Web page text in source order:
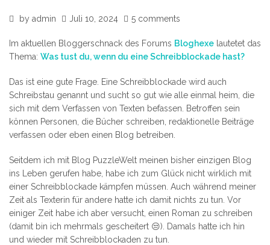
by admin Juli 10, 2024 5 comments
Im aktuellen Bloggerschnack des Forums Bloghexe lautetet das
Thema: Was tust du, wenn du eine Schreibblockade hast?
Das ist eine gute Frage. Eine Schreibblockade wird auch
Schreibstau genannt und sucht so gut wie alle einmal heim, die
sich mit dem Verfassen von Texten befassen. Betroffen sein
können Personen, die Bücher schreiben, redaktionelle Beiträge
verfassen oder eben einen Blog betreiben.
Seitdem ich mit Blog PuzzleWelt meinen bisher einzigen Blog
ins Leben gerufen habe, habe ich zum Glück nicht wirklich mit
einer Schreibblockade kämpfen müssen. Auch während meiner
Zeit als Texterin für andere hatte ich damit nichts zu tun. Vor
einiger Zeit habe ich aber versucht, einen Roman zu schreiben
(damit bin ich mehrmals gescheitert 😒). Damals hatte ich hin
und wieder mit Schreibblockaden zu tun.